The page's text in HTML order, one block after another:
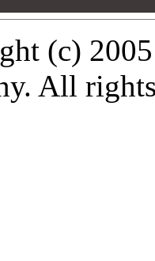
(c)
All